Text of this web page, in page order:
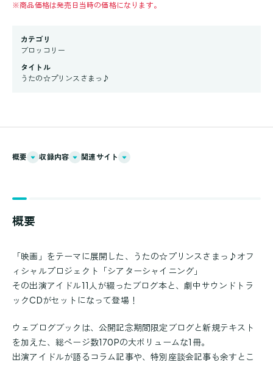
※商品価格は発売日当時の価格になります。
カテゴリ
ブロッコリー
タイトル
うたの☆プリンスさまっ♪
概要 収録内容 関連サイト
概要
「映画」をテーマに展開した、うたの☆プリンスさまっ♪オフ
ィシャルプロジェクト「シアターシャイニング」
その出演アイドル11人が綴ったブログ本と、劇中サウンドトラ
ックCDがセットになって登場！
ウェブログブックは、公開記念期間限定ブログと新規テキスト
を加えた、総ページ数170Pの大ボリュームな1冊。
出演アイドルが語るコラム記事や、特別座談会記事も余すとこ